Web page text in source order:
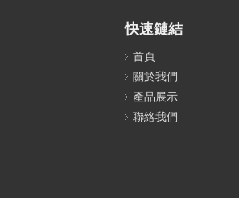
快速鏈結
首頁
關於我們
產品展示
聯絡我們